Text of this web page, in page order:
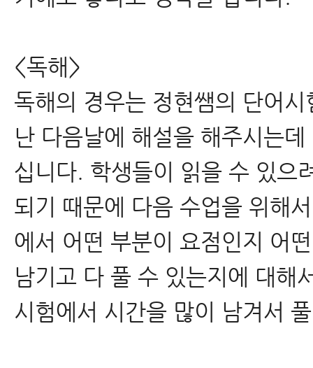
<독해>
독해의 경우는 정현쌤의 단어
난 다음날에 해설을 해주시는
십니다. 학생들이 읽을 수 있으
되기 때문에 다음 수업을 위해
에서 어떤 부분이 요점인지 어
남기고 다 풀 수 있는지에 대
시험에서 시간을 많이 남겨서